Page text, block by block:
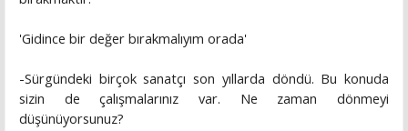
'Gidince bir değer bırakmalıyım orada'
-Sürgündeki birçok sanatçı son yıllarda döndü. Bu konuda
sizin de çalışmalarınız var. Ne zaman dönmeyi
düşünüyorsunuz?